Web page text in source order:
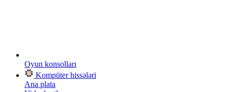
Oyun konsolları
Kompüter hissələri
Ana plata